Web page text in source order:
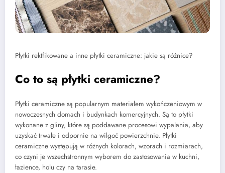
Płytki rektfikowane a inne płytki ceramiczne: jakie są różnice?
Co to są płytki ceramiczne?
Płytki ceramiczne są popularnym materiałem wykończeniowym w
nowoczesnych domach i budynkach komercyjnych. Są to płytki
wykonane z gliny, które są poddawane procesowi wypalania, aby
uzyskać trwałe i odpornie na wilgoć powierzchnie. Płytki
ceramiczne występują w różnych kolorach, wzorach i rozmiarach,
co czyni je wszechstronnym wyborem do zastosowania w kuchni,
łazience, holu czy na tarasie.